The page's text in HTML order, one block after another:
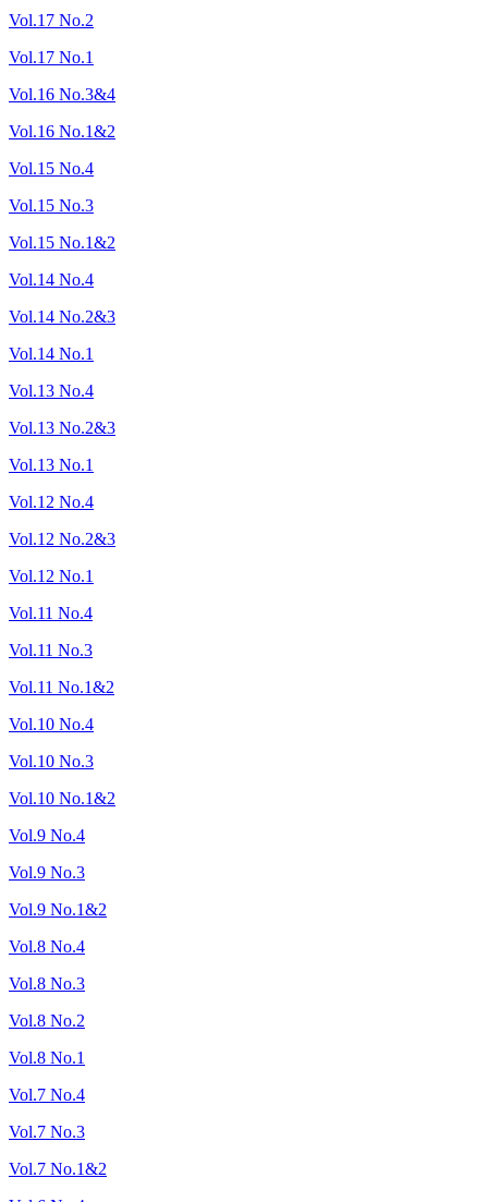
Vol.17 No.2
Vol.17 No.1
Vol.16 No.3&4
Vol.16 No.1&2
Vol.15 No.4
Vol.15 No.3
Vol.15 No.1&2
Vol.14 No.4
Vol.14 No.2&3
Vol.14 No.1
Vol.13 No.4
Vol.13 No.2&3
Vol.13 No.1
Vol.12 No.4
Vol.12 No.2&3
Vol.12 No.1
Vol.11 No.4
Vol.11 No.3
Vol.11 No.1&2
Vol.10 No.4
Vol.10 No.3
Vol.10 No.1&2
Vol.9 No.4
Vol.9 No.3
Vol.9 No.1&2
Vol.8 No.4
Vol.8 No.3
Vol.8 No.2
Vol.8 No.1
Vol.7 No.4
Vol.7 No.3
Vol.7 No.1&2